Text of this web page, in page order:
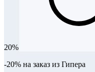
20%
-20% на заказ из Гипера